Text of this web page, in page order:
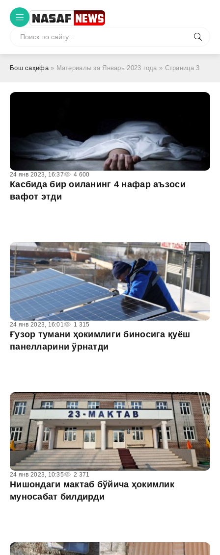
Бош саҳифа» Материалы за Январь 2023 года » Страница 3
24 янв 2023, 16:37 4 600
Касбида бир оиланинг 4 нафар аъзоси
вафот этди
24 янв 2023, 16:01 1 315
Ғузор тумани ҳокимлиги биносига қуёш
панелларини ўрнатди
24 янв 2023, 10:35 2 371
Нишондаги мактаб бўйича ҳокимлик
муносабат билдирди